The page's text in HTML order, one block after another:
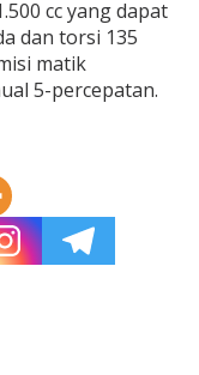
cc yang dapat
dan torsi 135
matik
5-percepatan.